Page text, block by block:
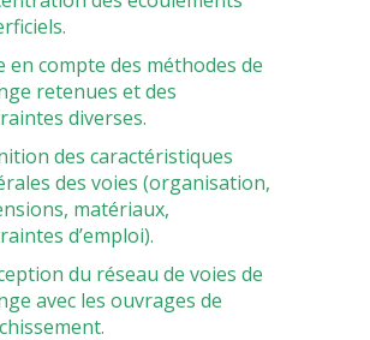
en compte des méthodes de
retenues et des
diverses.
des caractéristiques
des voies (organisation,
matériaux,
d’emploi).
du réseau de voies de
avec les ouvrages de